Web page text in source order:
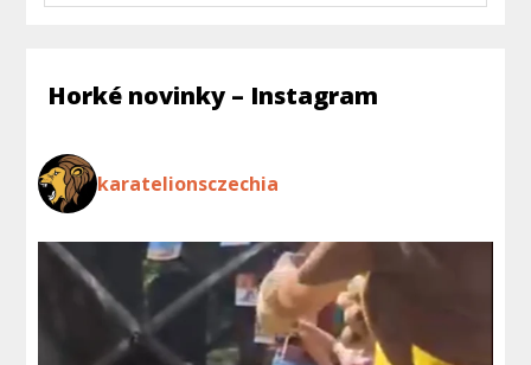
Horké novinky – Instagram
karatelionsczechia